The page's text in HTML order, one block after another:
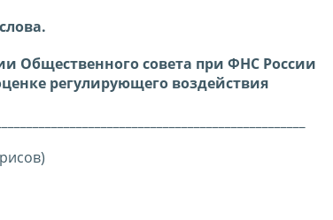
Общественного совета при ФНС России
регулирующего воздействия